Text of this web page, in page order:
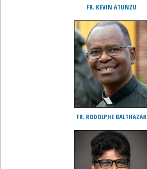
FR. KEVIN ATUNZU
FR. RODOLPHE BALTHAZAR